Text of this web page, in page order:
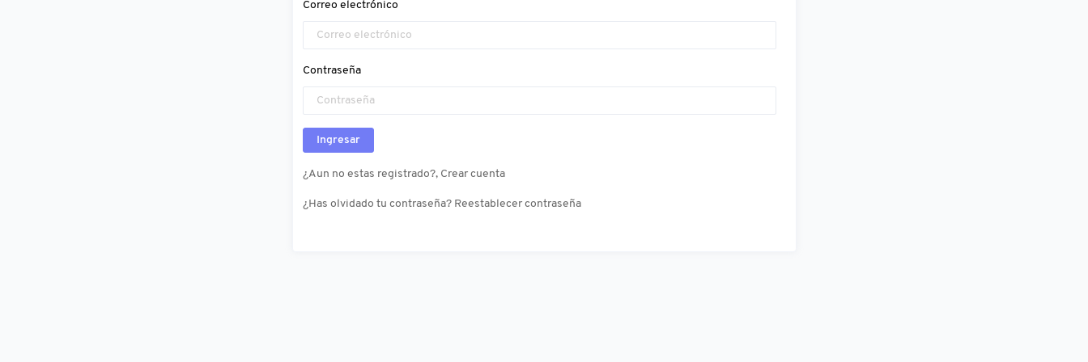
Correo electrónico
Contraseña
Ingresar
¿Aun no estas registrado?, Crear cuenta
¿Has olvidado tu contraseña? Reestablecer contraseña